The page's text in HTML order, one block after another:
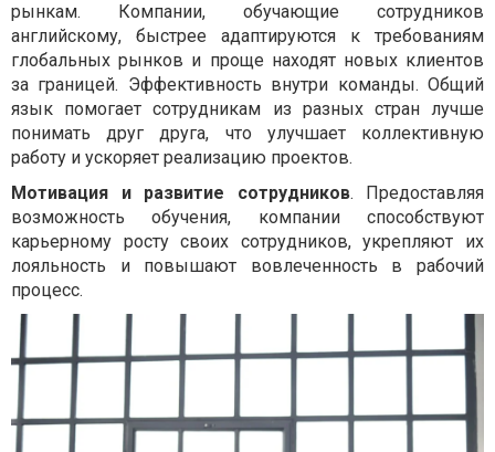
рынкам. Компании, обучающие сотрудников
английскому, быстрее адаптируются к требованиям
глобальных рынков и проще находят новых клиентов
за границей. Эффективность внутри команды. Общий
язык помогает сотрудникам из разных стран лучше
понимать друг друга, что улучшает коллективную
работу и ускоряет реализацию проектов.
Мотивация и развитие сотрудников. Предоставляя
возможность обучения, компании способствуют
карьерному росту своих сотрудников, укрепляют их
лояльность и повышают вовлеченность в рабочий
процесс.